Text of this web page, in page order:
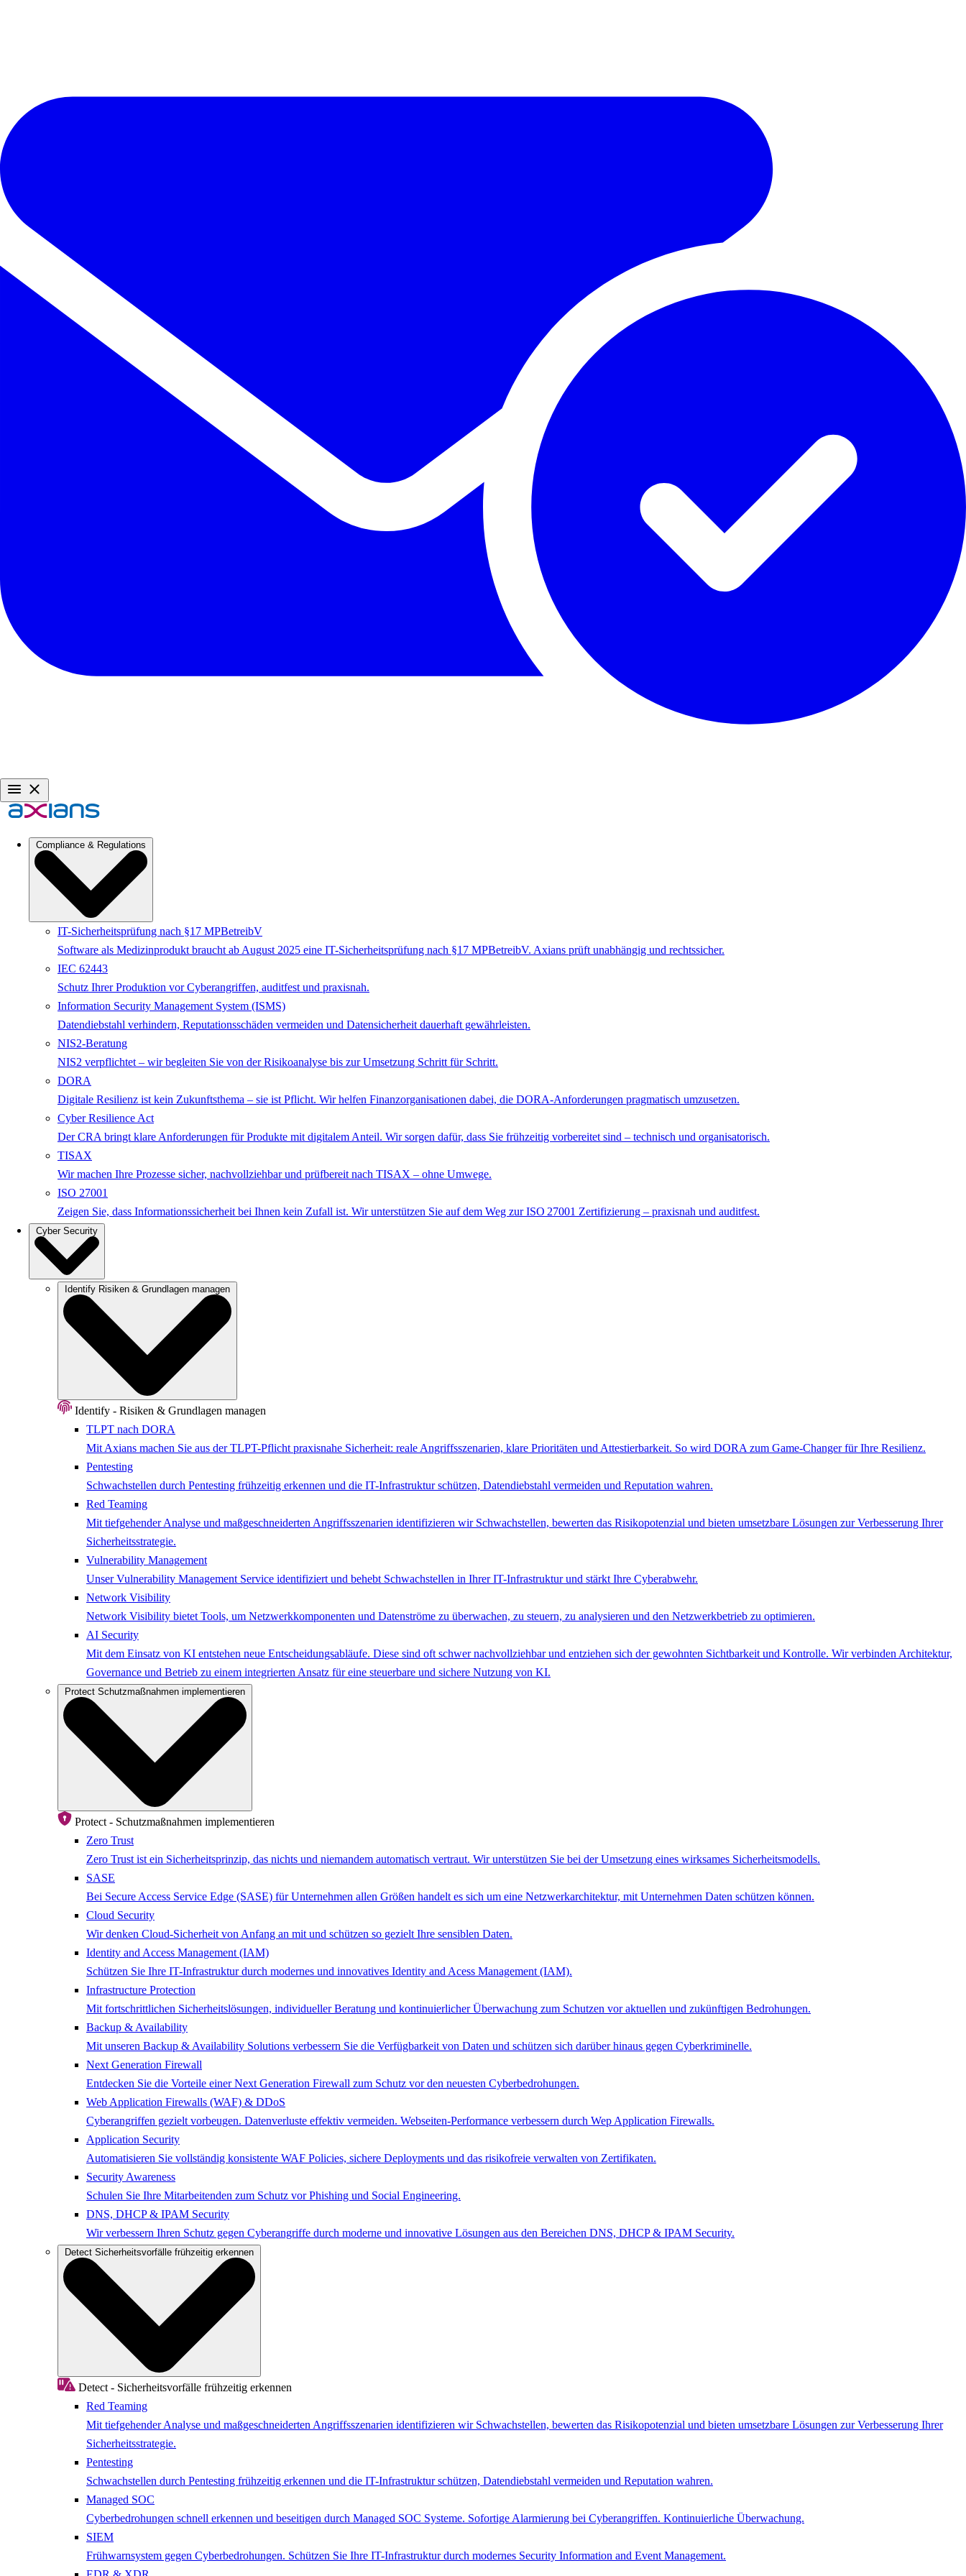
Compliance & Regulations
IT-Sicherheitsprüfung nach §17 MPBetreibV
Software als Medizinprodukt braucht ab August 2025 eine IT-Sicherheitsprüfung nach §17 MPBetreibV. Axians prüft unabhängig und rechtssicher.
IEC 62443
Schutz Ihrer Produktion vor Cyberangriffen, auditfest und praxisnah.
Information Security Management System (ISMS)
Datendiebstahl verhindern, Reputationsschäden vermeiden und Datensicherheit dauerhaft gewährleisten.
NIS2-Beratung
NIS2 verpflichtet – wir begleiten Sie von der Risikoanalyse bis zur Umsetzung Schritt für Schritt.
DORA
Digitale Resilienz ist kein Zukunftsthema – sie ist Pflicht. Wir helfen Finanzorganisationen dabei, die DORA-Anforderungen pragmatisch umzusetzen.
Cyber Resilience Act
Der CRA bringt klare Anforderungen für Produkte mit digitalem Anteil. Wir sorgen dafür, dass Sie frühzeitig vorbereitet sind – technisch und organisatorisch.
TISAX
Wir machen Ihre Prozesse sicher, nachvollziehbar und prüfbereit nach TISAX – ohne Umwege.
ISO 27001
Zeigen Sie, dass Informationssicherheit bei Ihnen kein Zufall ist. Wir unterstützen Sie auf dem Weg zur ISO 27001 Zertifizierung – praxisnah und auditfest.
Cyber Security
Identify Risiken & Grundlagen managen
Identify - Risiken & Grundlagen managen
TLPT nach DORA
Mit Axians machen Sie aus der TLPT-Pflicht praxisnahe Sicherheit: reale Angriffsszenarien, klare Prioritäten und Attestierbarkeit. So wird DORA zum Game-Changer für Ihre Resilienz.
Pentesting
Schwachstellen durch Pentesting frühzeitig erkennen und die IT-Infrastruktur schützen, Datendiebstahl vermeiden und Reputation wahren.
Red Teaming
Mit tiefgehender Analyse und maßgeschneiderten Angriffsszenarien identifizieren wir Schwachstellen, bewerten das Risikopotenzial und bieten umsetzbare Lösungen zur Verbesserung Ihrer
Sicherheitsstrategie.
Vulnerability Management
Unser Vulnerability Management Service identifiziert und behebt Schwachstellen in Ihrer IT-Infrastruktur und stärkt Ihre Cyberabwehr.
Network ​Visibility
Network Visibility bietet Tools, um Netzwerkkomponenten und Datenströme zu überwachen, zu steuern, zu analysieren und den Netzwerkbetrieb zu optimieren.
AI Security
Mit dem Einsatz von KI entstehen neue Entscheidungsabläufe. Diese sind oft schwer nachvollziehbar und entziehen sich der gewohnten Sichtbarkeit und Kontrolle. Wir verbinden Architektur,
Governance und Betrieb zu einem integrierten Ansatz für eine steuerbare und sichere Nutzung von KI.
Protect Schutzmaßnahmen implementieren
Protect - Schutzmaßnahmen implementieren
Zero Trust
Zero Trust ist ein Sicherheitsprinzip, das nichts und niemandem automatisch vertraut. Wir unterstützen Sie bei der Umsetzung eines wirksames Sicherheitsmodells.
SASE
Bei Secure Access Service Edge (SASE) für Unternehmen allen Größen handelt es sich um eine Netzwerkarchitektur, mit Unternehmen Daten schützen können.
Cloud Security
Wir denken Cloud-Sicherheit von Anfang an mit und schützen so gezielt Ihre sensiblen Daten.
Identity and Access Management (IAM)
Schützen Sie Ihre IT-Infrastruktur durch modernes und innovatives Identity and Acess Management (IAM).
Infrastructure Protection
Mit fortschrittlichen Sicherheitslösungen, individueller Beratung und kontinuierlicher Überwachung zum Schutzen vor aktuellen und zukünftigen Bedrohungen.
Backup & Availability
Mit unseren Backup & Availability Solutions verbessern Sie die Verfügbarkeit von Daten und schützen sich darüber hinaus gegen Cyberkriminelle.
Next Generation Firewall
Entdecken Sie die Vorteile einer Next Generation Firewall zum Schutz vor den neuesten Cyberbedrohungen.
Web Application Firewalls (WAF) & DDoS
Cyberangriffen gezielt vorbeugen. Datenverluste effektiv vermeiden. Webseiten-Performance verbessern durch Wep Application Firewalls.
Application Security
Automatisieren Sie vollständig konsistente WAF Policies, sichere Deployments und das risikofreie verwalten von Zertifikaten.
Security Awareness
Schulen Sie Ihre Mitarbeitenden zum Schutz vor Phishing und Social Engineering.
DNS, DHCP & IPAM Security
Wir verbessern Ihren Schutz gegen Cyberangriffe durch moderne und innovative Lösungen aus den Bereichen DNS, DHCP & IPAM Security.
Detect Sicherheitsvorfälle frühzeitig erkennen
Detect - Sicherheitsvorfälle frühzeitig erkennen
Red Teaming
Mit tiefgehender Analyse und maßgeschneiderten Angriffsszenarien identifizieren wir Schwachstellen, bewerten das Risikopotenzial und bieten umsetzbare Lösungen zur Verbesserung Ihrer
Sicherheitsstrategie.
Pentesting
Schwachstellen durch Pentesting frühzeitig erkennen und die IT-Infrastruktur schützen, Datendiebstahl vermeiden und Reputation wahren.
Managed SOC
Cyberbedrohungen schnell erkennen und beseitigen durch Managed SOC Systeme. Sofortige Alarmierung bei Cyberangriffen. Kontinuierliche Überwachung.
SIEM
Frühwarnsystem gegen Cyberbedrohungen. Schützen Sie Ihre IT-Infrastruktur durch modernes Security Information and Event Management.